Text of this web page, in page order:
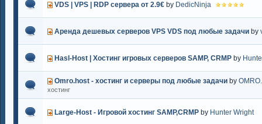
VDS | VPS | RDP сервера от 2.9€ by DedicNinja
Аренда дешевых серверов VPS VDS под любые задачи by
Hasl-Host | Хостинг игровых серверов SAMP, CRMP by
Omro.host - хостинг и серверы под любые задачи by
хостинг
Large-Host - Игровой хостинг SAMP,CRMP by Hunter Wright